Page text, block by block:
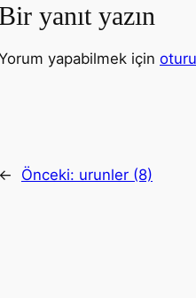
yanıt yazın
yapabilmek için
← Önceki: urunler (8)